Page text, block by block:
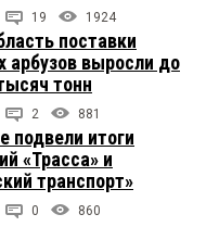
19 1924
поставки
арбузов выросли до
тонн
2 881
подвели итоги
«Трасса» и
транспорт»
0 860